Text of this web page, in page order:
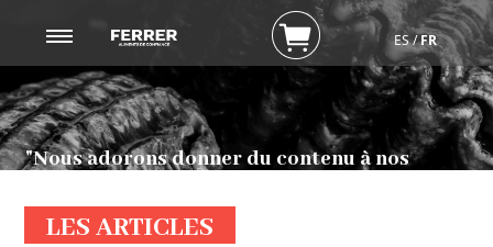
ES/FR
ENTREPRISE
PRODUITS
CONTACTER
"Nous adorons donner du contenu à nos
LES ARTICLES